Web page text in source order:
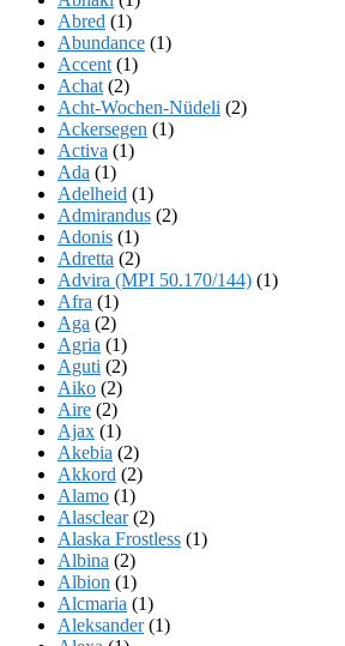
Abred (1)
Abundance (1)
Accent (1)
Achat (2)
Acht-Wochen-Nüdeli (2)
Ackersegen (1)
Activa (1)
Ada (1)
Adelheid (1)
Admirandus (2)
Adonis (1)
Adretta (2)
Advira (MPI 50.170/144) (1)
Afra (1)
Aga (2)
Agria (1)
Aguti (2)
Aiko (2)
Aire (2)
Ajax (1)
Akebia (2)
Akkord (2)
Alamo (1)
Alasclear(2)
Alaska Frostless (1)
Albina (2)
Albion (1)
Alcmaria (1)
Aleksander(1)